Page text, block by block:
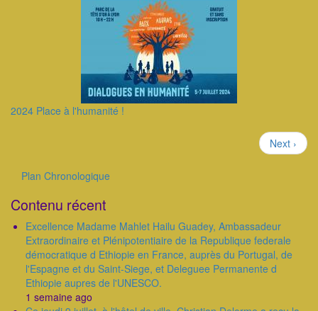
2024 Place à l'humanité !
Page
suivante
Next ›
Plan Chronologique
Contenu récent
Excellence Madame Mahlet Hailu Guadey, Ambassadeur
Extraordinaire et Plénipotentiaire de la Republique federale
démocratique d Ethiopie en France, auprès du Portugal, de
l'Espagne et du Saint-Siege, et Deleguee Permanente d
Ethiopie aupres de l'UNESCO.
1 semaine ago